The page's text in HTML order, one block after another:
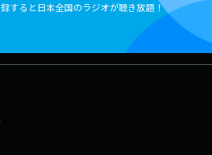
すると日本全国のラジオが聴き放題！